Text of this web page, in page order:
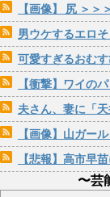
【画像】 尻 ＞
男ウケするエロそうでイケてるお
可愛すぎるおむすび屋さん（28
【衝撃】ワイのパッ
夫さん、妻に「天井のシミ
【画像】山ガール
【悲報】高市早
〜芸